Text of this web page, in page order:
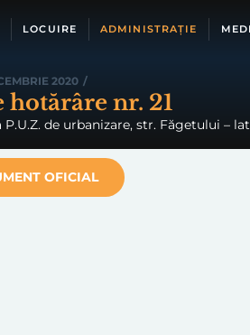
LOCUIRE ADMINISTRAȚIE
2020 /
hotărâre nr. 21
de urbanizare, str. Făgetului –
OFICIAL